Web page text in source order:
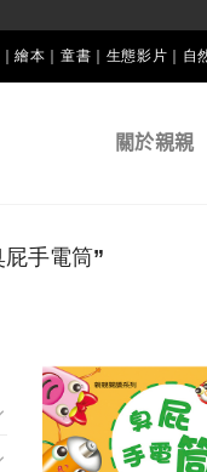
繪本｜童書｜生態影片｜自
關於親親
手電筒”